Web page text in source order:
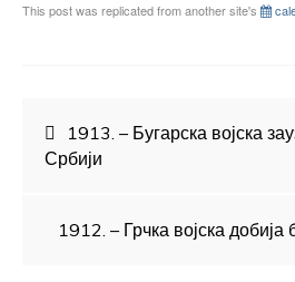
This post was replicated from another site's
Кретање
чланка
1913. – Бугарска војска
Србији
1912. – Грчка војска добија